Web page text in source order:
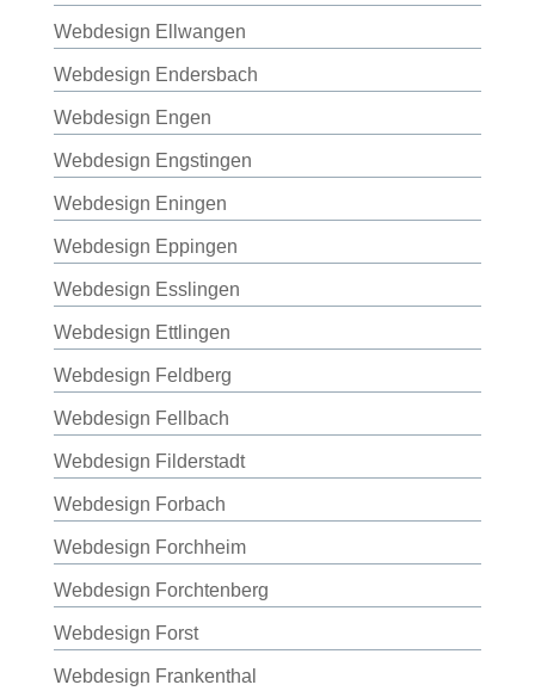
Webdesign Ellwangen
Webdesign Endersbach
Webdesign Engen
Webdesign Engstingen
Webdesign Eningen
Webdesign Eppingen
Webdesign Esslingen
Webdesign Ettlingen
Webdesign Feldberg
Webdesign Fellbach
Webdesign Filderstadt
Webdesign Forbach
Webdesign Forchheim
Webdesign Forchtenberg
Webdesign Forst
Webdesign Frankenthal